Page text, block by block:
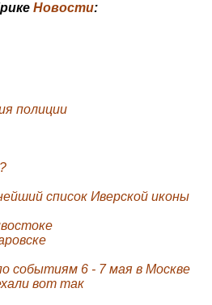
Новости:
полиции
список Иверской иконы
событиям 6 - 7 мая в Москве
вот так